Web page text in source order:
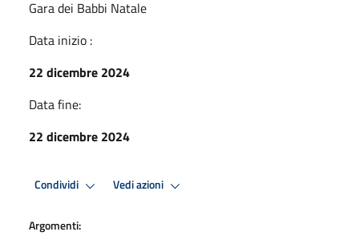
Gara dei Babbi Natale
Data inizio :
22 dicembre 2024
Data fine:
22 dicembre 2024
Condividi Vedi azioni
Argomenti: